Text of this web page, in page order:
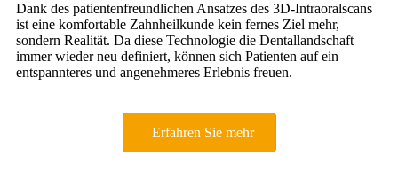
Dank des patientenfreundlichen Ansatzes des 3D-Intraoralscans
ist eine komfortable Zahnheilkunde kein fernes Ziel mehr,
sondern Realität. Da diese Technologie die Dentallandschaft
immer wieder neu definiert, können sich Patienten auf ein
entspannteres und angenehmeres Erlebnis freuen.
Erfahren Sie mehr